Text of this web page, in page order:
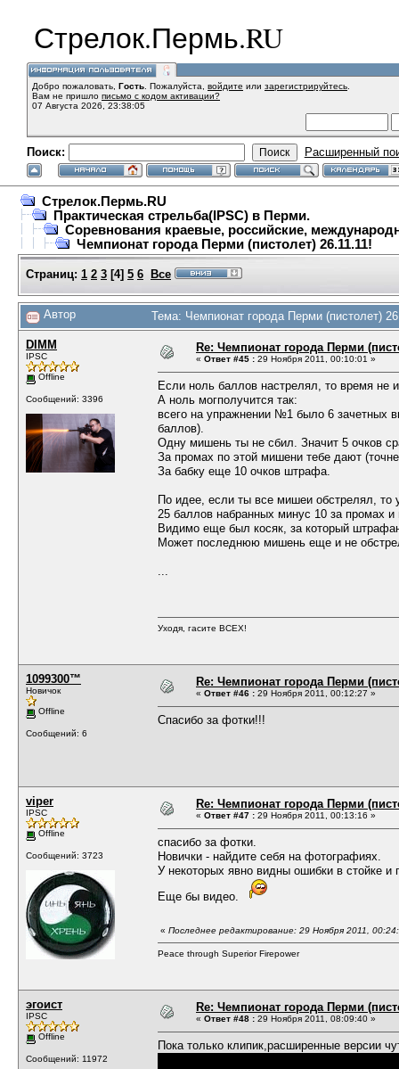
Стрелок.Пермь.RU
Добро пожаловать, Гость . Пожалуйста, войдите или зарегистрируйтесь
Вам не пришло письмо с кодом активации?
07 Августа 2026, 23:38:05
Поиск: Расширенный
Стрелок.Пермь.RU
Практическая стрельба(IPSC) в Перми.
Соревнования краевые, российские,
Чемпионат города Перми (пистолет) 26.11.11!
Страниц: 1 2 3 [4] 5 6 Все
Автор Тема: Чемпионат города Перми (пистолет)
DIMM
IPSC
Offline
Сообщений: 3396
Re: Чемпионат города Перми
« Ответ #45 : 29 Ноября 2011, 00:10:01 »
Если ноль баллов настрелял, то время не
А ноль могполучится так:
всего на упражнении №1 было 6 зачетных
баллов).
Одну мишень ты не сбил. Значит 5 очков
За промах по этой мишени тебе дают
За бабку еще 10 очков штрафа.
По идее, если ты все мишеи обстрелял, то
25 баллов набранных минус 10 за промах и
Видимо еще был косяк, за который
Может последнюю мишень еще и не
Уходя, гасите ВСЕХ!
1099300™
Новичок
Offline
Сообщений: 6
Re: Чемпионат города Перми
« Ответ #46 : 29 Ноября 2011, 00:12:27 »
Спасибо за фотки!!!
viper
IPSC
Offline
Сообщений: 3723
Re: Чемпионат города Перми
« Ответ #47 : 29 Ноября 2011, 00:13:16 »
спасибо за фотки.
Новички - найдите себя на фотографиях.
У некоторых явно видны ошибки в стойке и
Еще бы видео.
« Последнее редактирование: 29 Ноября 2011,
Peace through Superior Firepower
эгоист
IPSC
Offline
Сообщений: 11972
Re: Чемпионат города Перми
« Ответ #48 : 29 Ноября 2011, 08:09:40 »
Пока только клипик,расширенные версии